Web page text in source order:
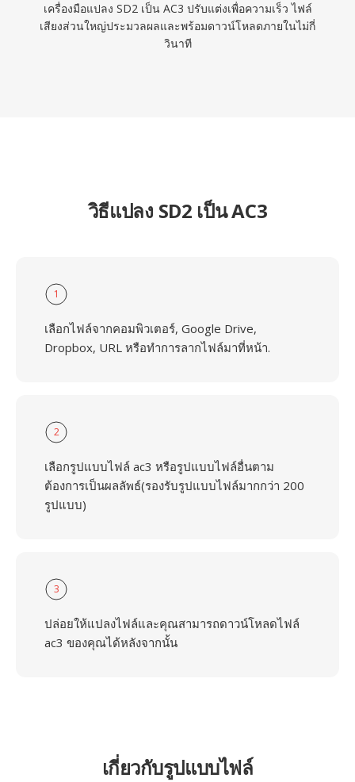
เครื่องมือแปลง SD2 เป็น AC3 ปรับแต่งเพื่อความเร็ว ไฟล์
เสียงส่วนใหญ่ประมวลผลและพร้อมดาวน์โหลดภายในไม่กี่
วินาที
วิธีแปลง SD2 เป็น AC3
1
เลือกไฟล์จากคอมพิวเตอร์, Google Drive,
Dropbox, URL หรือทำการลากไฟล์มาที่หน้า.
2
เลือกรูปแบบไฟล์ ac3 หรือรูปแบบไฟล์อื่นตาม
ต้องการเป็นผลลัพธ์(รองรับรูปแบบไฟล์มากกว่า 200
รูปแบบ)
3
ปล่อยให้แปลงไฟล์และคุณสามารถดาวน์โหลดไฟล์
ac3 ของคุณได้หลังจากนั้น
เกี่ยวกับรูปแบบไฟล์